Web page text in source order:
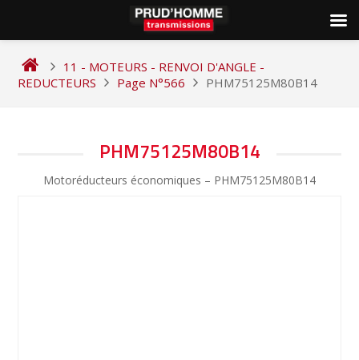
content
11 - MOTEURS - RENVOI D'ANGLE -
REDUCTEURS
Page N°566 PHM75125M80B14
PHM75125M80B14
Motoréducteurs économiques – PHM75125M80B14
NAVIGATION